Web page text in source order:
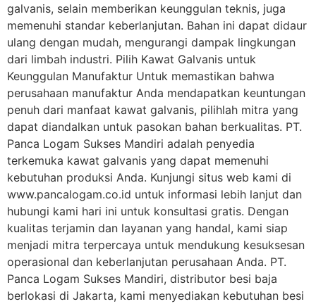
galvanis, selain memberikan keunggulan teknis, juga
memenuhi standar keberlanjutan. Bahan ini dapat didaur
ulang dengan mudah, mengurangi dampak lingkungan
dari limbah industri. Pilih Kawat Galvanis untuk
Keunggulan Manufaktur Untuk memastikan bahwa
perusahaan manufaktur Anda mendapatkan keuntungan
penuh dari manfaat kawat galvanis, pilihlah mitra yang
dapat diandalkan untuk pasokan bahan berkualitas. PT.
Panca Logam Sukses Mandiri adalah penyedia
terkemuka kawat galvanis yang dapat memenuhi
kebutuhan produksi Anda. Kunjungi situs web kami di
www.pancalogam.co.id untuk informasi lebih lanjut dan
hubungi kami hari ini untuk konsultasi gratis. Dengan
kualitas terjamin dan layanan yang handal, kami siap
menjadi mitra terpercaya untuk mendukung kesuksesan
operasional dan keberlanjutan perusahaan Anda. PT.
Panca Logam Sukses Mandiri, distributor besi baja
berlokasi di Jakarta, kami menyediakan kebutuhan besi